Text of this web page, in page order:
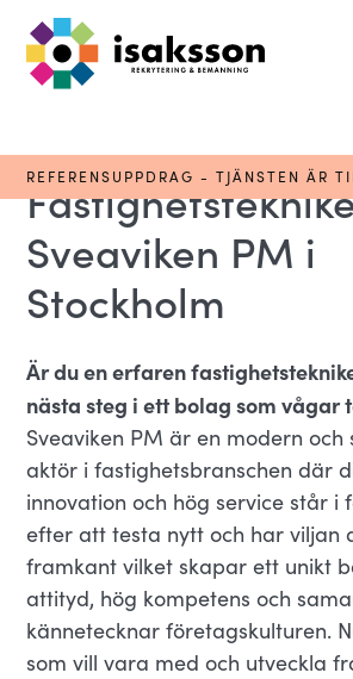
REFERENSUPPDRAG - TJÄNSTEN ÄR
Sveaviken PM i
Stockholm
Är du en erfaren
nästa steg i ett bolag som vågar
Sveaviken PM är en modern
aktör i fastighetsbranschen där
innovation och hög service står i
efter att testa nytt och har viljan
framkant vilket skapar ett unikt
attityd, hög kompetens och
kännetecknar företagskulturen.
som vill vara med och utveckla